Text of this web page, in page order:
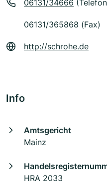
06131/34666
06131/365868 (Fax)
http://schrohe.de
Info
Amtsgericht
Mainz
HRA 2033